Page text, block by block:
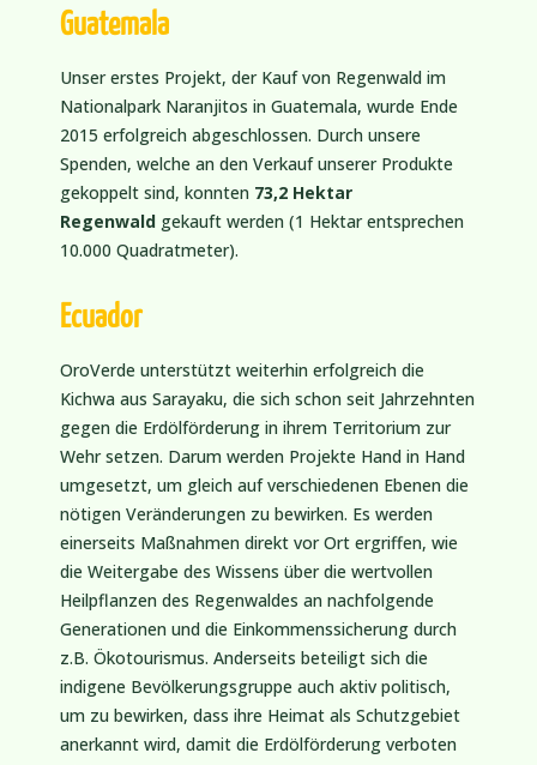
Guatemala
Unser erstes Projekt, der Kauf von Regenwald im
Nationalpark Naranjitos in Guatemala, wurde Ende
2015 erfolgreich abgeschlossen. Durch unsere
Spenden, welche an den Verkauf unserer Produkte
gekoppelt sind, konnten 73,2 Hektar
Regenwald gekauft werden (1 Hektar entsprechen
10.000 Quadratmeter).
Ecuador
OroVerde unterstützt weiterhin erfolgreich die
Kichwa aus Sarayaku, die sich schon seit Jahrzehnten
gegen die Erdölförderung in ihrem Territorium zur
Wehr setzen. Darum werden Projekte Hand in Hand
umgesetzt, um gleich auf verschiedenen Ebenen die
nötigen Veränderungen zu bewirken. Es werden
einerseits Maßnahmen direkt vor Ort ergriffen, wie
die Weitergabe des Wissens über die wertvollen
Heilpflanzen des Regenwaldes an nachfolgende
Generationen und die Einkommenssicherung durch
z.B. Ökotourismus. Anderseits beteiligt sich die
indigene Bevölkerungsgruppe auch aktiv politisch,
um zu bewirken, dass ihre Heimat als Schutzgebiet
anerkannt wird, damit die Erdölförderung verboten